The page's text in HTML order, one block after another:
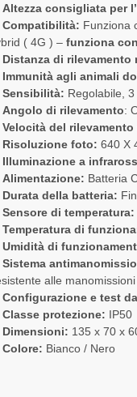
Altezza consigliata per
Compatibilità: Funziona
( 4G ) –funziona con
Distanza di rilevamento
Immunità agli animali
Sensibilità: Regolabile, 3
Angolo di rilevamento:
Velocità del
Risoluzione foto: 640 X
Illuminazione a
Alimentazione: Batteria
Durata della batteria:
Sensore di temperatura:
Temperatura di
Umidità di
Sistema
alle manomissioni
Configurazione e test
Classe protezione: IP50
Dimensioni: 135 x 70 x
Colore: Bianco / Nero